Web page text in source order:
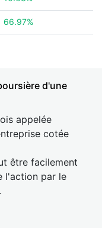
66.97%
d'une
appelée
cotée
être facilement
l'action par le